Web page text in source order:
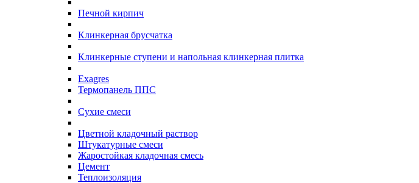
Печной кирпич
Клинкерная брусчатка
Клинкерные ступени и напольная клинкерная плитка
Exagres
Термопанель ППС
Сухие смеси
Цветной кладочный раствор
Штукатурные смеси
Жаростойкая кладочная смесь
Цемент
Теплоизоляция